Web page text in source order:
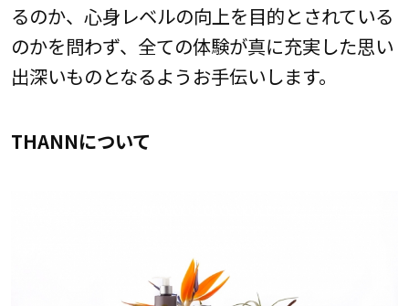
るのか、心身レベルの向上を目的とされている
のかを問わず、全ての体験が真に充実した思い
出深いものとなるようお手伝いします。
THANNについて